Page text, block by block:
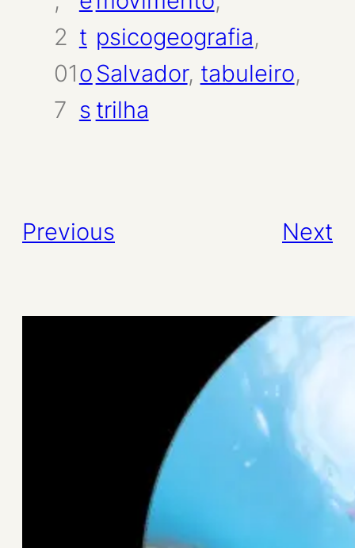
2
01
7
t
o
s
psicogeografia
Salvador, tabuleiro
trilha
Previous Next